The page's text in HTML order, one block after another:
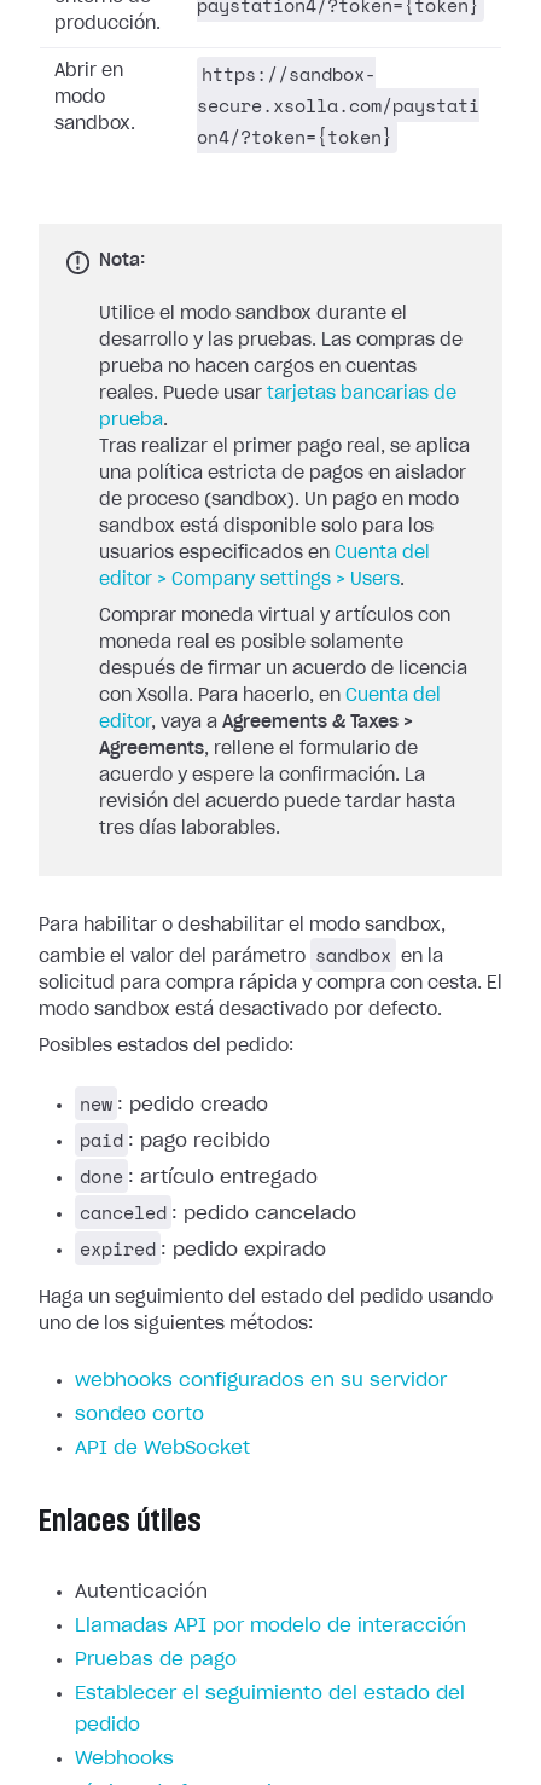
producción.
Abrir en
modo
sandbox.
https://sandbox-
secure.xsolla.com/paystati
on4/?token={token}
Nota:
Utilice el modo sandbox durante el
desarrollo y las pruebas. Las compras de
prueba no hacen cargos en cuentas
reales. Puede usar tarjetas bancarias de
prueba.
Tras realizar el primer pago real, se aplica
una política estricta de pagos en aislador
de proceso (sandbox). Un pago en modo
sandbox está disponible solo para los
usuarios especificados en Cuenta del
editor > Company settings > Users.
Comprar moneda virtual y artículos con
moneda real es posible solamente
después de firmar un acuerdo de licencia
con Xsolla. Para hacerlo, en Cuenta del
editor, vaya a Agreements & Taxes >
Agreements, rellene el formulario de
acuerdo y espere la confirmación. La
revisión del acuerdo puede tardar hasta
tres días laborables.
Para habilitar o deshabilitar el modo sandbox,
cambie el valor del parámetro
sandbox
en la
solicitud para compra rápida y compra con cesta. El
modo sandbox está desactivado por defecto.
Posibles estados del pedido:
new : pedido creado
paid : pago recibido
done : artículo entregado
canceled : pedido cancelado
expired : pedido expirado
Haga un seguimiento del estado del pedido usando
uno de los siguientes métodos:
webhooks configurados en su servidor
sondeo corto
API de WebSocket
Enlaces útiles
Autenticación
Llamadas API por modelo de interacción
Pruebas de pago
Establecer el seguimiento del estado del
pedido
Webhooks